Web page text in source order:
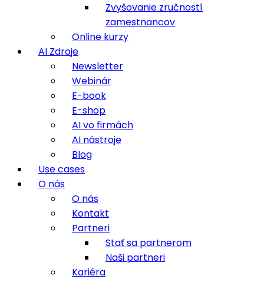
Zvyšovanie zručností
zamestnancov
Online kurzy
AI Zdroje
Newsletter
Webinár
E-book
E-shop
AI vo firmách
AI nástroje
Blog
Use cases
O nás
O nás
Kontakt
Partneri
Stať sa partnerom
Naši partneri
Kariéra